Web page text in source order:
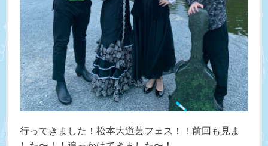
行ってきました！松本大道芸フェス！！前回も見ま